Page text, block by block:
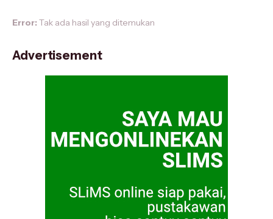
Error: Tak ada hasil yang ditemukan
Advertisement